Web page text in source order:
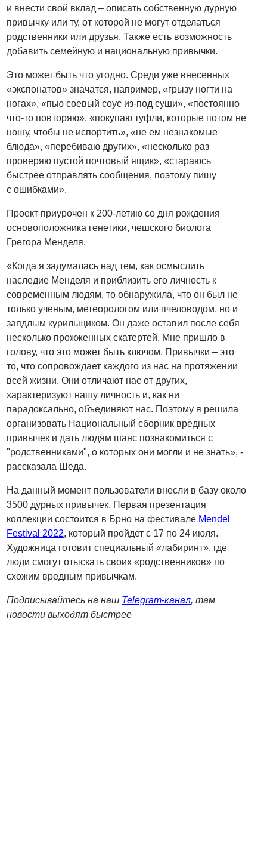
и внести свой вклад – описать собственную дурную
привычку или ту, от которой не могут отделаться
родственники или друзья. Также есть возможность
добавить семейную и национальную привычки.
Это может быть что угодно. Среди уже внесенных
«экспонатов» значатся, например, «грызу ногти на
ногах», «пью соевый соус из-под суши», «постоянно
что-то повторяю», «покупаю туфли, которые потом не
ношу, чтобы не испортить», «не ем незнакомые
блюда», «перебиваю других», «несколько раз
проверяю пустой почтовый ящик», «стараюсь
быстрее отправлять сообщения, поэтому пишу
с ошибками».
Проект приурочен к 200-летию со дня рождения
основоположника генетики, чешского биолога
Грегора Менделя.
«Когда я задумалась над тем, как осмыслить
наследие Менделя и приблизить его личность к
современным людям, то обнаружила, что он был не
только ученым, метеорологом или пчеловодом, но и
заядлым курильщиком. Он даже оставил после себя
несколько прожженных скатертей. Мне пришло в
голову, что это может быть ключом. Привычки – это
то, что сопровождает каждого из нас на протяжении
всей жизни. Они отличают нас от других,
характеризуют нашу личность и, как ни
парадоксально, объединяют нас. Поэтому я решила
организовать Национальный сборник вредных
привычек и дать людям шанс познакомиться с
"родственниками", о которых они могли и не знать», -
рассказала Шеда.
На данный момент пользователи внесли в базу около
3500 дурных привычек. Первая презентация
коллекции состоится в Брно на фестивале Mendel
Festival 2022, который пройдет с 17 по 24 июля.
Художница готовит специальный «лабиринт», где
люди смогут отыскать своих «родственников» по
схожим вредным привычкам.
Подписывайтесь на наш Telegram-канал, там
новости выходят быстрее